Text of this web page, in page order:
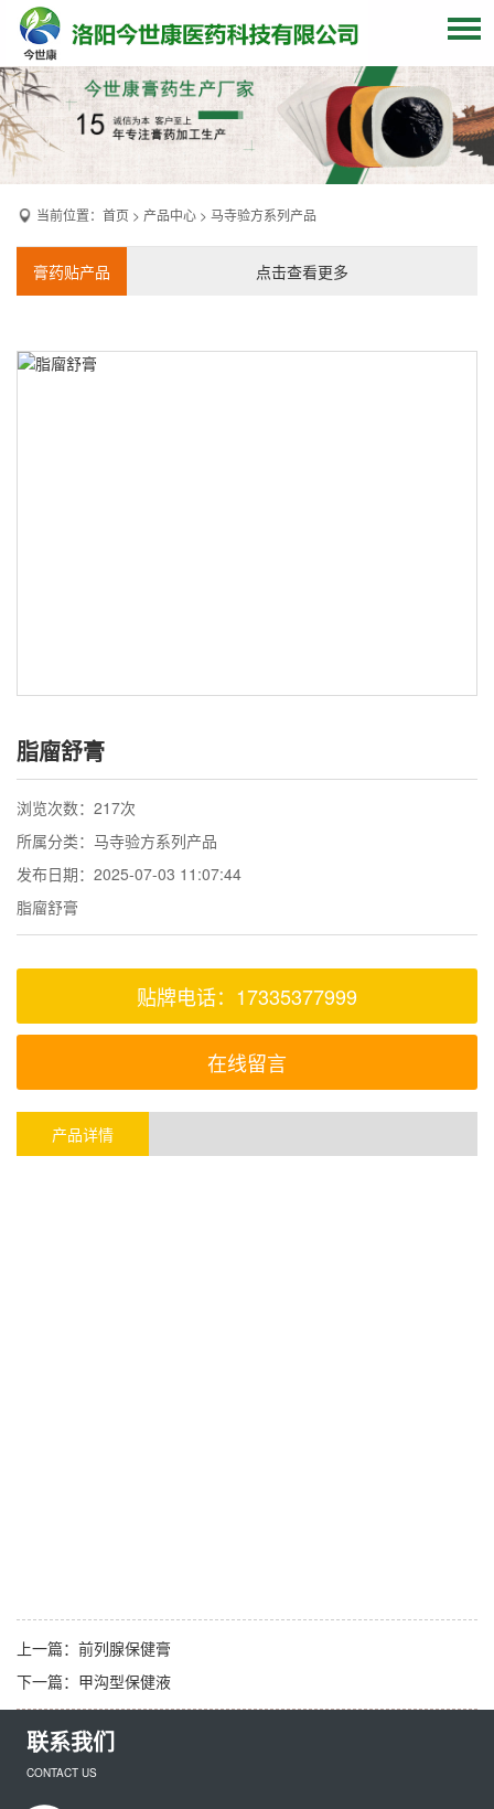
网站首页
关于我们
贴牌加工
产品中心
OEM产品
膏药资讯
当前位置： 首页 > 产品中心 > 马寺验方系列产品
膏药贴产品 点击查看更多
脂廇舒膏
浏览次数： 217次
所属分类：马寺验方系列产品
发布日期：2025-07-03 11:07:44
脂廇舒膏
贴牌电话：17335377999
在线留言
产品详情
上一篇： 前列腺保健膏
下一篇： 甲沟型保健液
联系我们
CONTACT US